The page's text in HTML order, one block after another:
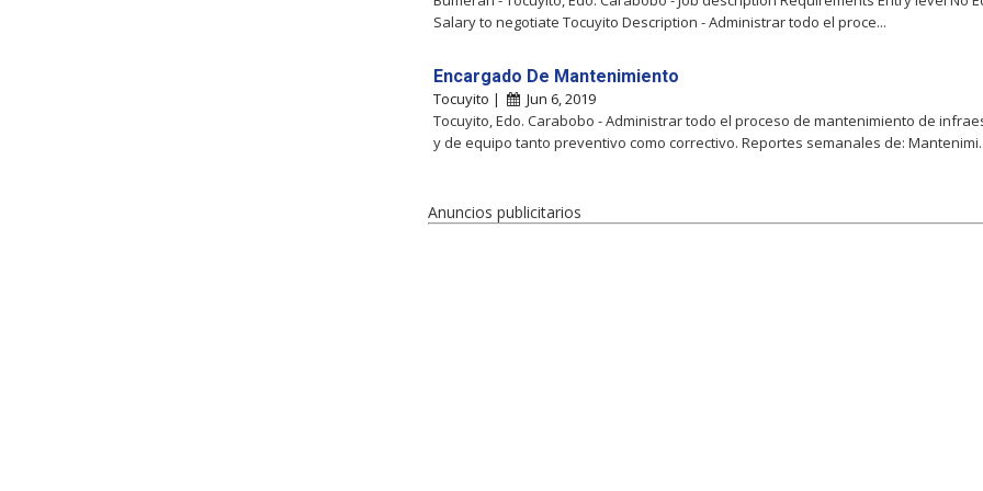
Salary to negotiate Tocuyito Description - Administrar todo el proce...
Encargado De Mantenimiento
Tocuyito |
Jun 6, 2019
Tocuyito, Edo. Carabobo - Administrar todo el proceso de mantenimiento de
y de equipo tanto preventivo como correctivo. Reportes semanales de:
Anuncios publicitarios